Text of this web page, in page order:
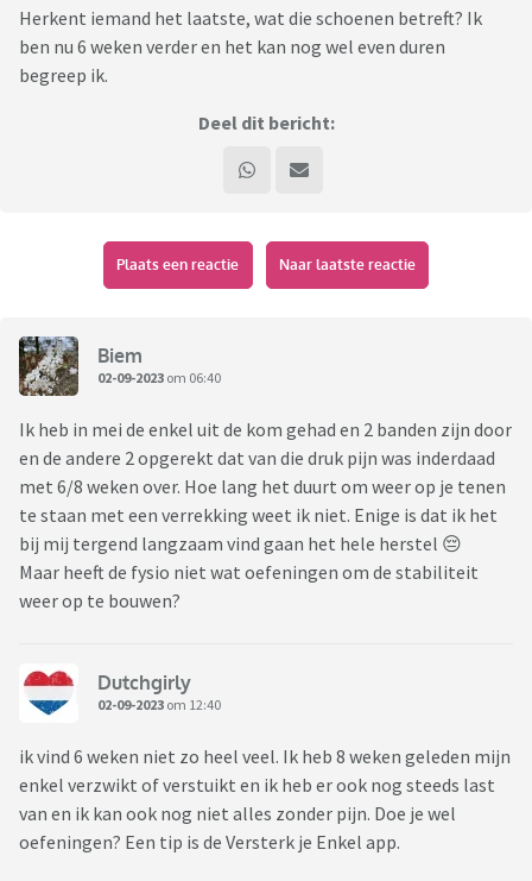
Herkent iemand het laatste, wat die schoenen betreft? Ik
ben nu 6 weken verder en het kan nog wel even duren
begreep ik.
Deel dit bericht:
Plaats een reactie Naar laatste reactie
Biem
02-09-2023 om 06:40
Ik heb in mei de enkel uit de kom gehad en 2 banden zijn door
en de andere 2 opgerekt dat van die druk pijn was inderdaad
met 6/8 weken over. Hoe lang het duurt om weer op je tenen
te staan met een verrekking weet ik niet. Enige is dat ik het
bij mij tergend langzaam vind gaan het hele herstel 😔
Maar heeft de fysio niet wat oefeningen om de stabiliteit
weer op te bouwen?
Dutchgirly
02-09-2023 om 12:40
ik vind 6 weken niet zo heel veel. Ik heb 8 weken geleden mijn
enkel verzwikt of verstuikt en ik heb er ook nog steeds last
van en ik kan ook nog niet alles zonder pijn. Doe je wel
oefeningen? Een tip is de Versterk je Enkel app.